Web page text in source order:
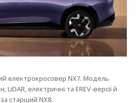
електрокросовер NX7. Модель
електричні та EREV-версії й
старший NX8.